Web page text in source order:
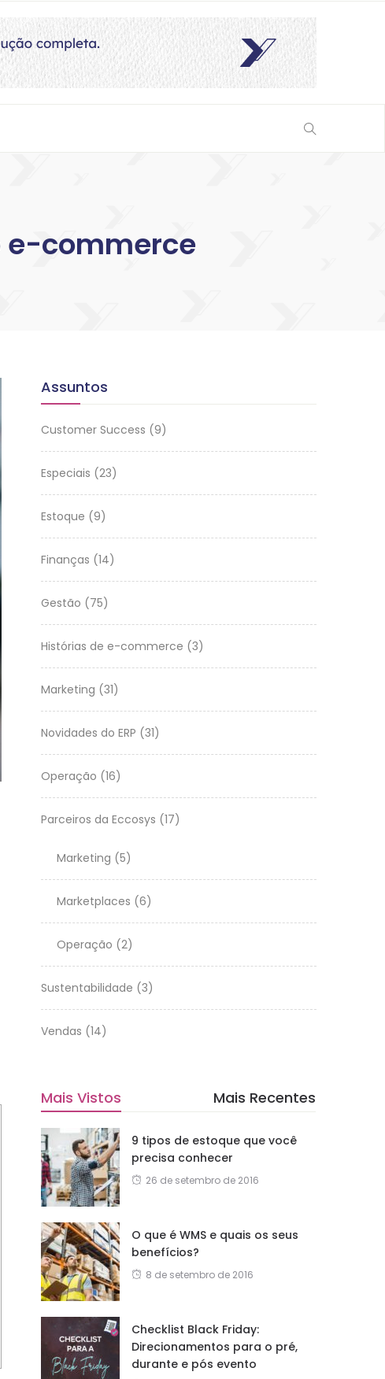
e-commerce
Assuntos
Customer Success (9)
Especiais (23)
Estoque (9)
Finanças (14)
Gestão (75)
Histórias de e-commerce (3)
Marketing (31)
Novidades do ERP (31)
Operação (16)
Parceiros da Eccosys (17)
Marketing (5)
Marketplaces (6)
Operação (2)
Sustentabilidade (3)
Vendas (14)
Mais Vistos Mais Recentes
9 tipos de estoque que você
precisa conhecer
26 de setembro de 2016
O que é WMS e quais os seus
benefícios?
8 de setembro de 2016
Checklist Black Friday:
Direcionamentos para o pré,
durante e pós evento